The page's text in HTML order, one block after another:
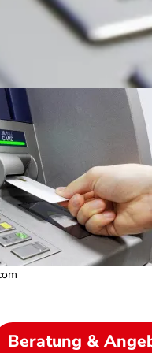
Beratung &